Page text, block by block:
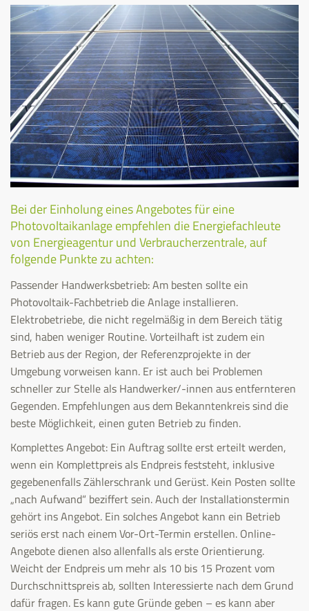
Bei der Einholung eines Angebotes für eine
Photovoltaikanlage empfehlen die Energiefachleute
von Energieagentur und Verbraucherzentrale, auf
folgende Punkte zu achten:
Passender Handwerksbetrieb: Am besten sollte ein
Photovoltaik-Fachbetrieb die Anlage installieren.
Elektrobetriebe, die nicht regelmäßig in dem Bereich tätig
sind, haben weniger Routine. Vorteilhaft ist zudem ein
Betrieb aus der Region, der Referenzprojekte in der
Umgebung vorweisen kann. Er ist auch bei Problemen
schneller zur Stelle als Handwerker/-innen aus entfernteren
Gegenden. Empfehlungen aus dem Bekanntenkreis sind die
beste Möglichkeit, einen guten Betrieb zu finden.
Komplettes Angebot: Ein Auftrag sollte erst erteilt werden,
wenn ein Komplettpreis als Endpreis feststeht, inklusive
gegebenenfalls Zählerschrank und Gerüst. Kein Posten sollte
„nach Aufwand“ beziffert sein. Auch der Installationstermin
gehört ins Angebot. Ein solches Angebot kann ein Betrieb
seriös erst nach einem Vor-Ort-Termin erstellen. Online-
Angebote dienen also allenfalls als erste Orientierung.
Weicht der Endpreis um mehr als 10 bis 15 Prozent vom
Durchschnittspreis ab, sollten Interessierte nach dem Grund
dafür fragen. Es kann gute Gründe geben – es kann aber